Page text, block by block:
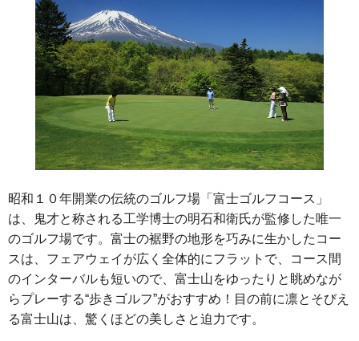
昭和１０年開業の伝統のゴルフ場「富士ゴルフコース」
は、鬼才と称される工学博士の明石和衛氏が監修した唯一
のゴルフ場です。富士の裾野の地形を巧みに生かしたコー
スは、フェアウェイが広く全体的にフラットで、コース間
のインターバルも短いので、富士山をゆったりと眺めなが
らプレーする“歩きゴルフ”がおすすめ！目の前に凛とそびえ
る富士山は、驚くほどの美しさと迫力です。